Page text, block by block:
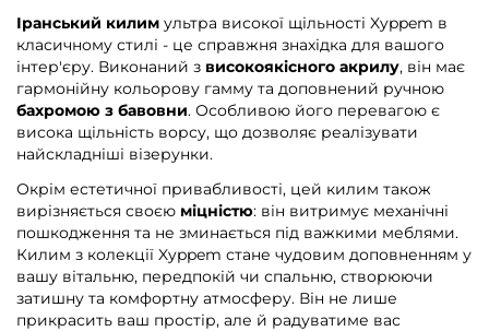
Іранський килим ультра високої щільності Xyppem в
класичному стилі - це справжня знахідка для вашого
інтер'єру. Виконаний з високоякісного акрилу, він має
гармонійну кольорову гамму та доповнений ручною
бахромою з бавовни. Особливою його перевагою є
висока щільність ворсу, що дозволяє реалізувати
найскладніші візерунки.
Окрім естетичної привабливості, цей килим також
вирізняється своєю міцністю: він витримує механічні
пошкодження та не зминається під важкими меблями.
Килим з колекції Xyppem стане чудовим доповненням у
вашу вітальню, передпокій чи спальню, створюючи
затишну та комфортну атмосферу. Він не лише
прикрасить ваш простір, але й радуватиме вас